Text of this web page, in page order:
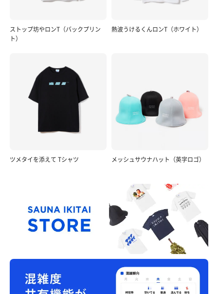
ストップ坊やロンT（バックプリン
ト）
熱波うけるくんロンT（ホワイト）
ツメタイを添えて Tシャツ メッシュサウナハット（英字ロゴ）